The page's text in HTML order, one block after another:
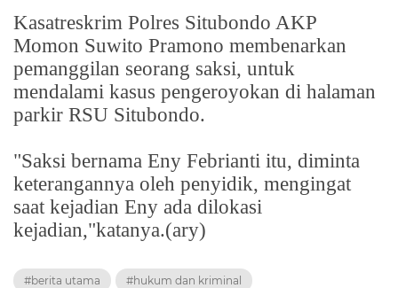
Kasatreskrim Polres Situbondo AKP
Momon Suwito Pramono membenarkan
pemanggilan seorang saksi, untuk
mendalami kasus pengeroyokan di halaman
parkir RSU Situbondo.
"Saksi bernama Eny Febrianti itu, diminta
keterangannya oleh penyidik, mengingat
saat kejadian Eny ada dilokasi
kejadian,"katanya.(ary)
#berita utama #hukum dan kriminal